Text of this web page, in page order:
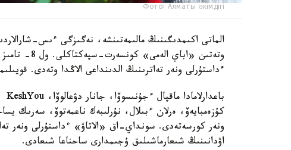
Фото: Алматы әкімдігі
ءداستۇرلى ونەر تەاترىنىڭ الدىنداعى الاڭدا وتەدى.
ونەر كورسەتەدى. سونداي-اق «الاتاۋ» ءداستۇرلى ونەر
اۋدانىنىڭ شىعارماشىلىق ۇجىمدارى ساحناعا شىعادى.